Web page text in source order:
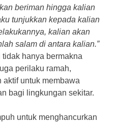
beriman hingga kalian
tunjukkan kepada kalian
kalian akan
salam di antara kalian.”
hanya bermakna
perilaku ramah,
untuk membawa
bagi lingkungan sekitar.
untuk menghancurkan